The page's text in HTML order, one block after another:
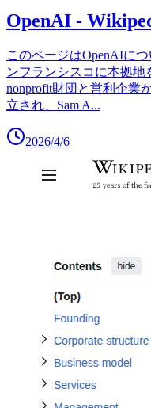
OpenAI -
このページはOpenAIに
ンフランシスコに本拠地
nonprofit財団と営利企業
立され、Sam A...
2026/4/6